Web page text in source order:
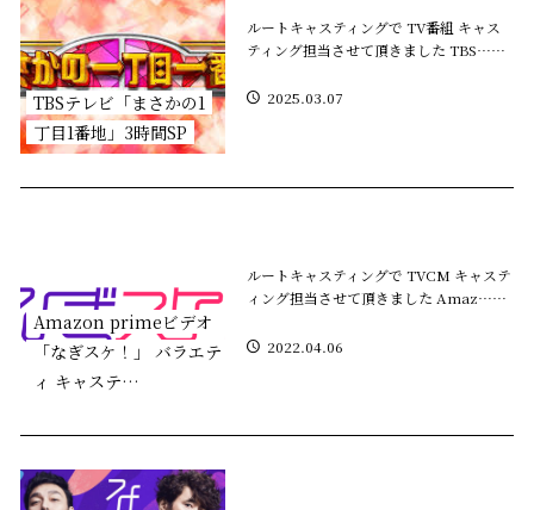
TBSテレビ「まさかの1
丁目1番地」3時間SP
ルートキャスティングで TV番組 キャス
ティング担当させて頂きました TBS……
2025.03.07
Amazon primeビデオ
「なぎスケ！」 バラエテ
ィ キャステ…
ルートキャスティングで TVCM キャステ
ィング担当させて頂きました Amaz……
2022.04.06